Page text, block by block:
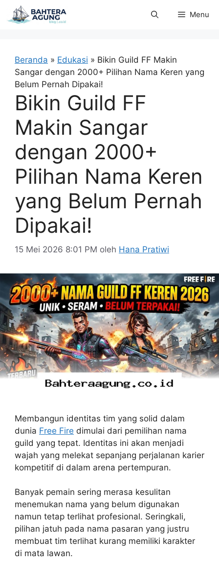
Langsung
ke
Menu
Beranda » Edukasi » Bikin Guild FF Makin
Sangar dengan 2000+ Pilihan Nama Keren yang
Belum Pernah Dipakai!
Bikin Guild FF
Makin Sangar
dengan 2000+
Pilihan Nama Keren
yang Belum Pernah
Dipakai!
15 Mei 2026 8:01 PM oleh Hana Pratiwi
Membangun identitas tim yang solid dalam
dunia Free Fire dimulai dari pemilihan nama
guild yang tepat. Identitas ini akan menjadi
wajah yang melekat sepanjang perjalanan karier
kompetitif di dalam arena pertempuran.
Banyak pemain sering merasa kesulitan
menemukan nama yang belum digunakan
namun tetap terlihat profesional. Seringkali,
pilihan jatuh pada nama pasaran yang justru
membuat tim terlihat kurang memiliki karakter
di mata lawan.